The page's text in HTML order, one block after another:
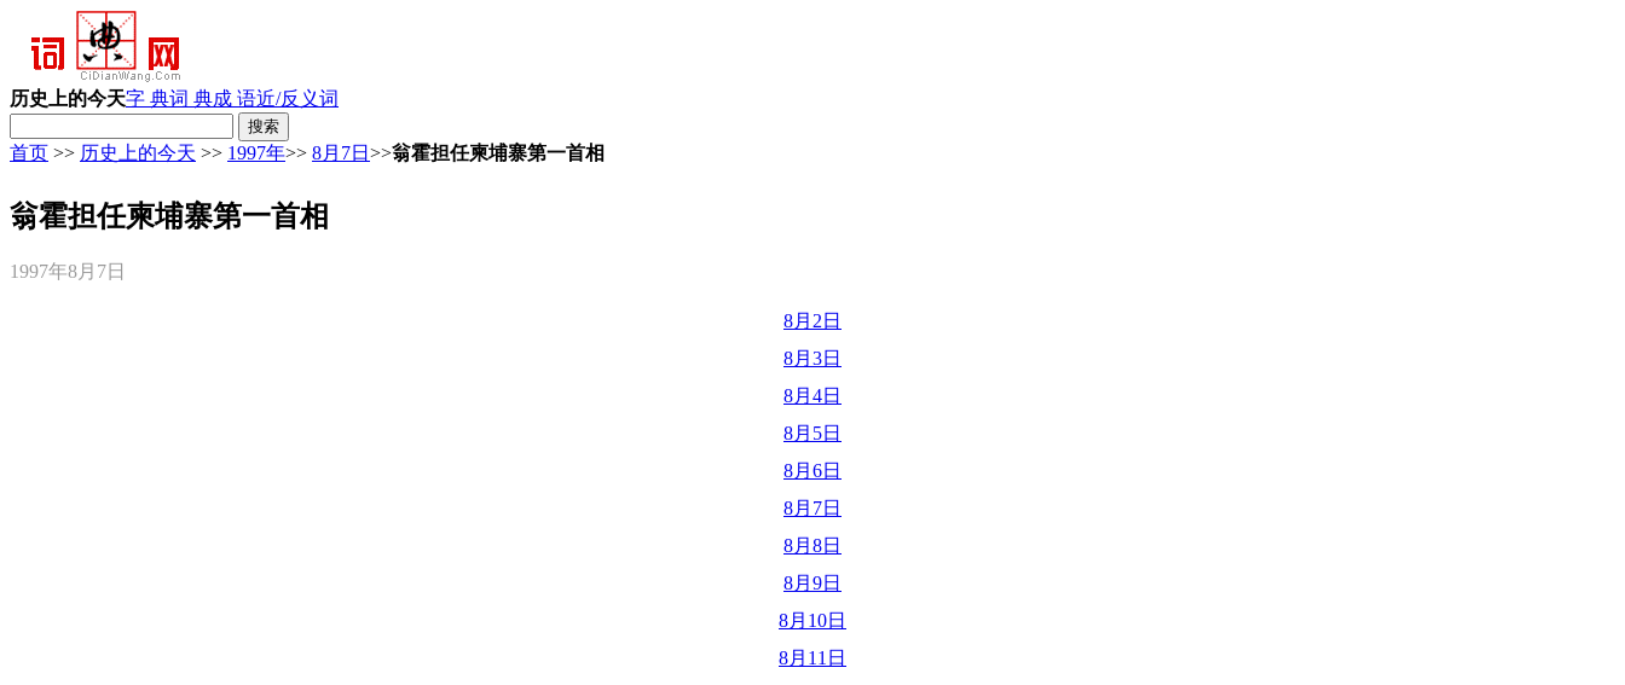
历史上的今天字 典词 典成 语近/反义词
首页 >> 历史上的今天 >> 1997年>> 8月7日 >>翁霍担任柬埔寨第一首相
翁霍担任柬埔寨第一首相
1997年8月7日
8月2日
8月3日
8月4日
8月5日
8月6日
8月7日
8月8日
8月9日
8月10日
8月11日